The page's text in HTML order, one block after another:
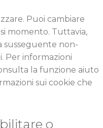
Puoi cambiare
momento. Tuttavia,
susseguente non-
Per informazioni
la funzione aiuto
sui cookie che
o